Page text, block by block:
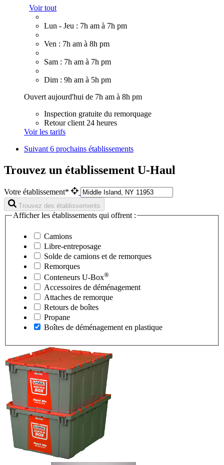
Voir tout
Lun - Jeu : 7h am à 7h pm
Ven : 7h am à 8h pm
Sam : 7h am à 7h pm
Dim : 9h am à 5h pm
Ouvert aujourd'hui de 7h am à 8h pm
Inspection gratuite du remorquage
Retour client 24 heures
Voir les tarifs
Suivant6 prochains établissements
Trouvez un établissement U-Haul
Votre établissement*
Trouvez des établissements
Afficher les établissements qui offrent :
Camions
Libre-entreposage
Solde de camions et de remorques
Remorques
Conteneurs U-Box®
Accessoires de déménagement
Attaches de remorque
Retours de boîtes
Propane
Boîtes de déménagement en plastique